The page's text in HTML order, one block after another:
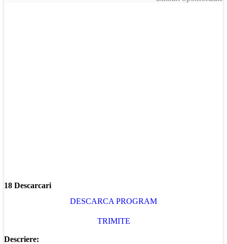
18 Descarcari
DESCARCA PROGRAM
TRIMITE
Descriere: